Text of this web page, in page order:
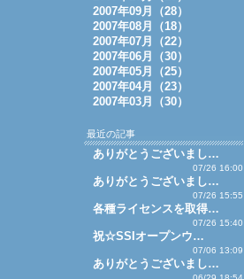
2007年09月（28）
2007年08月（18）
2007年07月（22）
2007年06月（30）
2007年05月（25）
2007年04月（23）
2007年03月（30）
最近の記事
ありがとうございまし…
07/26 16:00
ありがとうございまし…
07/26 15:55
各種ライセンスを取得…
07/26 15:40
祝☆SSIオープンウ…
07/06 13:09
ありがとうございまし…